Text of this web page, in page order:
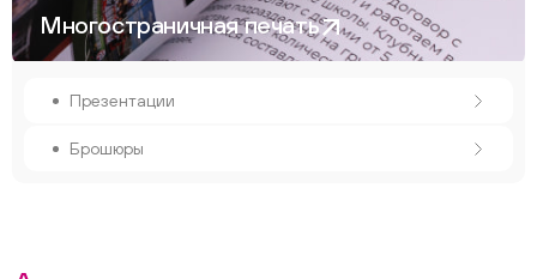
Многостраничная печать
Презентации
Брошюры